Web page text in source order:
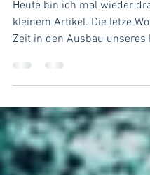
für unter 100€
Heute bin ich mal wieder
kleinem Artikel. Die letze